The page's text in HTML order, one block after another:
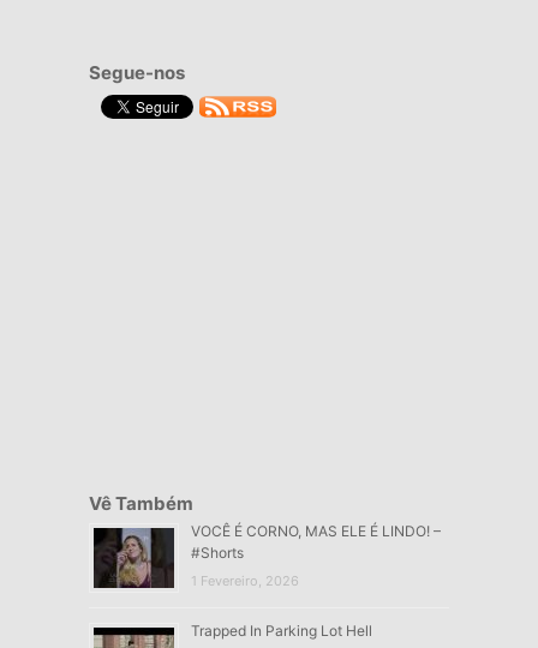
Segue-nos
Vê Também
VOCÊ É CORNO, MAS ELE É LINDO! –
#Shorts
1 Fevereiro, 2026
Trapped In Parking Lot Hell